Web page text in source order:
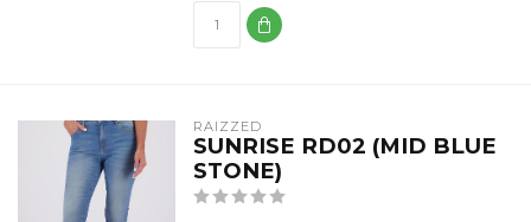
RAIZZED
SUNRISE RD02 (MID BLUE
STONE)